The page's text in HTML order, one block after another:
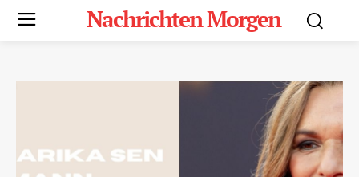
Nachrichten Morgen